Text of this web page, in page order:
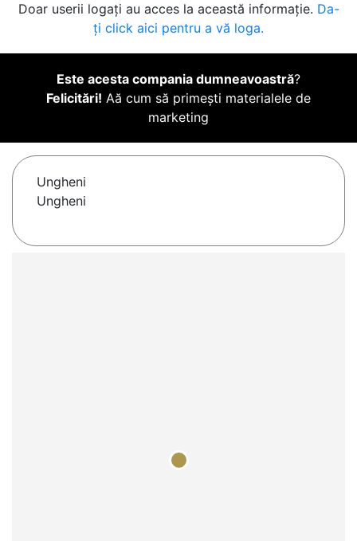
Doar userii logați au acces la această informație. Da-
ți click aici pentru a vă loga.
Este acesta compania dumneavoastră?
Felicitări! Aă cum să primești materialele de
marketing
Ungheni
Ungheni